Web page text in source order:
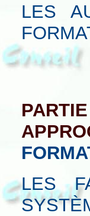
LES
LES